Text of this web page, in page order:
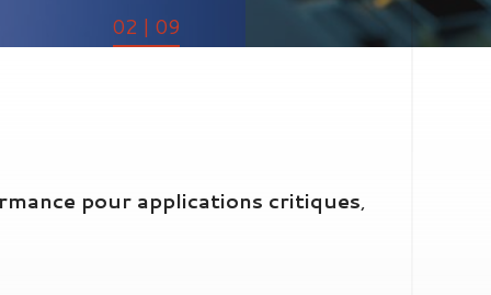
02 | 09
pour applications critiques,